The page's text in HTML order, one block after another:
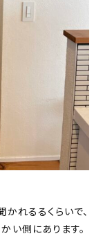
れるるくらいで、
い側にあります。